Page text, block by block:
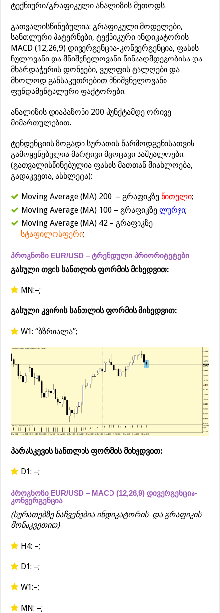
ტექნიური/გრაფიკული ანალიზის მეთოდს.
გათვალისწინებულია: გრაფიკული მოდელები,
სანთლური პატერნები, ტექნიკური ინდიკატორის
MACD (12,26,9) დივერგენცია-კონვერგენცია, ფასის
ნულოვანი და მნიშვნელოვანი წინააღმდეგობისა და
მხარდაჭერის დონეები, ვულფის ტალღები და
მხოლოდ განსაკუთრებით მნიშვნელოვანი
ფუნდამენტალური ფაქტორები.
ანალიზის დიაპაზონი 200 პუნქტამდე ორივე
მიმართულებით.
ტენდენციის ზოგადი სურათის წარმოდგენისათვის
გამოყენებულია მარტივი მცოცავი საშუალოები.
(გათვალისწინებულია ფასის მათთან მიახლოება,
გადაკვეთა, ასხლეტა):
Moving Average (MA) 200 – გრაფიკზე წითელი;
Moving Average (MA) 100 – გრაფიკზელურჯი;
Moving Average (MA) 42 – გრაფიკზე
სტაფილოსფერი;
პროგნოზი EUR/USD – ტრენდული პრიორიტეტები
გასული თვის სანთლის ფორმის მიხედვით:
MN:–;
გასული კვირის სანთლის ფორმის მიხედვით:
W1: “ბზრიალა”;
პარასკევის სანთლის ფორმის მიხედვით:
D1: –;
პროგნოზი EUR/USD – MACD (12,26,9) დივერგენცია-
კონვერგენცია
(სურათებზე ნაჩვენებია ინდიკატორის და გრაფიკის
მონაკვეთით)
H4: –;
D1: –;
W1:–;
MN: –;